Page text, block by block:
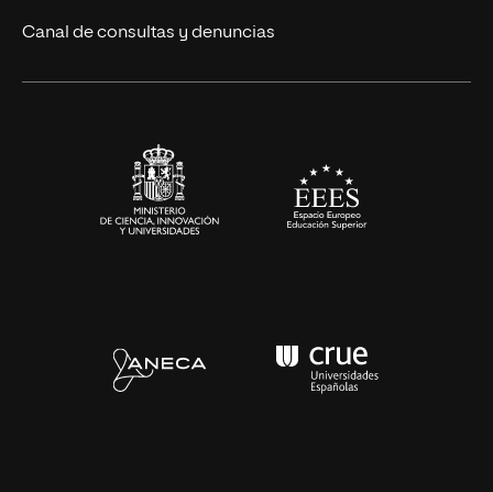
Ciencias de la Salud
Canal de consultas y denuncias